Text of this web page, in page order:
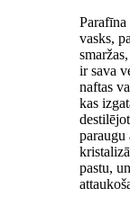
Parafīna
vasks,
ir sava
naftas
kas
paraugu
pastu,